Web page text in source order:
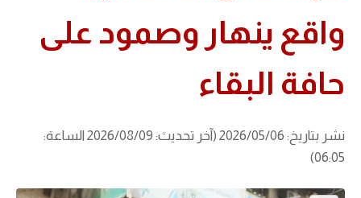
واقع ينهار وصمود على
حافة البقاء
نشر بتاريخ: 2026/05/06 (آخر تحديث: 2026/08/09 الساعة:
06:05)